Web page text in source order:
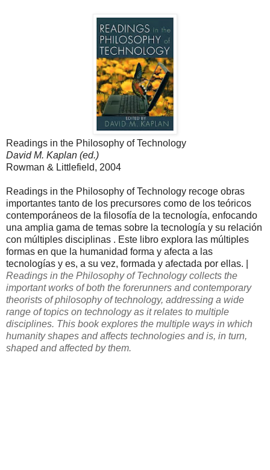
Readings in the Philosophy of Technology
David M. Kaplan (ed.)
Rowman & Littlefield, 2004
Readings in the Philosophy of Technology recoge obras
importantes tanto de los precursores como de los teóricos
contemporáneos de la filosofía de la tecnología, enfocando
una amplia gama de temas sobre la tecnología y su relación
con múltiples disciplinas . Este libro explora las múltiples
formas en que la humanidad forma y afecta a las
tecnologías y es, a su vez, formada y afectada por ellas. |
Readings in the Philosophy of Technology collects the
important works of both the forerunners and contemporary
theorists of philosophy of technology, addressing a wide
range of topics on technology as it relates to multiple
disciplines. This book explores the multiple ways in which
humanity shapes and affects technologies and is, in turn,
shaped and affected by them.